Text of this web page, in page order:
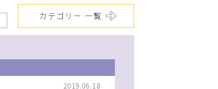
カテゴリー 一覧
2019.06.18